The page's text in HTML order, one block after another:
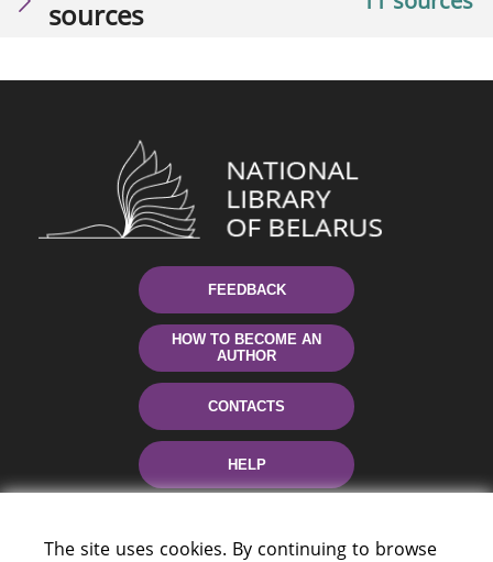
sources
FEEDBACK
HOW TO BECOME AN
AUTHOR
CONTACTS
HELP
The site uses cookies. By continuing to browse